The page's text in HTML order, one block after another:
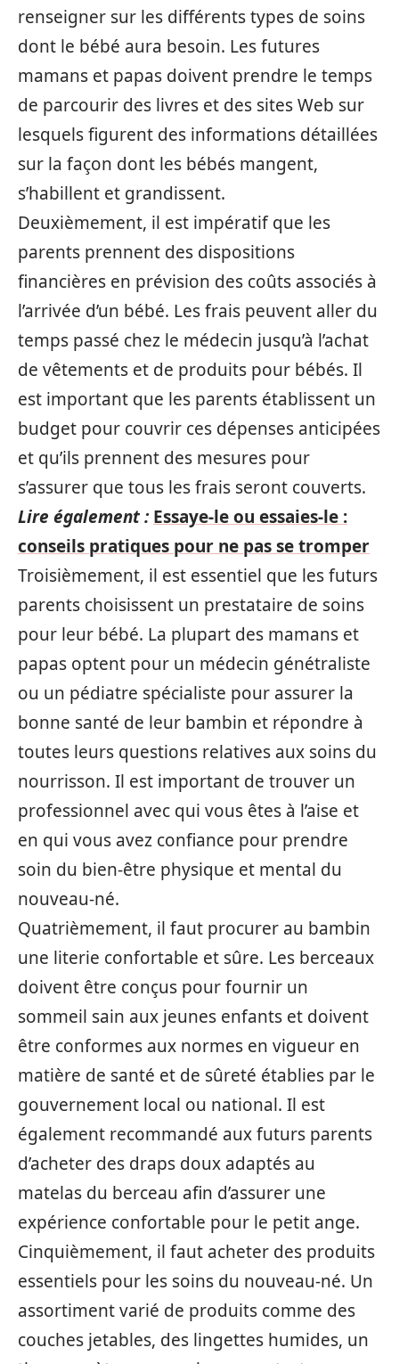
renseigner sur les différents types de soins
dont le bébé aura besoin. Les futures
mamans et papas doivent prendre le temps
de parcourir des livres et des sites Web sur
lesquels figurent des informations détaillées
sur la façon dont les bébés mangent,
s’habillent et grandissent.
Deuxièmement, il est impératif que les
parents prennent des dispositions
financières en prévision des coûts associés à
l’arrivée d’un bébé. Les frais peuvent aller du
temps passé chez le médecin jusqu’à l’achat
de vêtements et de produits pour bébés. Il
est important que les parents établissent un
budget pour couvrir ces dépenses anticipées
et qu’ils prennent des mesures pour
s’assurer que tous les frais seront couverts.
Lire également : Essaye-le ou essaies-le :
conseils pratiques pour ne pas se tromper
Troisièmement, il est essentiel que les futurs
parents choisissent un prestataire de soins
pour leur bébé. La plupart des mamans et
papas optent pour un médecin génétraliste
ou un pédiatre spécialiste pour assurer la
bonne santé de leur bambin et répondre à
toutes leurs questions relatives aux soins du
nourrisson. Il est important de trouver un
professionnel avec qui vous êtes à l’aise et
en qui vous avez confiance pour prendre
soin du bien-être physique et mental du
nouveau-né.
Quatrièmement, il faut procurer au bambin
une literie confortable et sûre. Les berceaux
doivent être conçus pour fournir un
sommeil sain aux jeunes enfants et doivent
être conformes aux normes en vigueur en
matière de santé et de sûreté établies par le
gouvernement local ou national. Il est
également recommandé aux futurs parents
d’acheter des draps doux adaptés au
matelas du berceau afin d’assurer une
expérience confortable pour le petit ange.
Cinquièmement, il faut acheter des produits
essentiels pour les soins du nouveau-né. Un
assortiment varié de produits comme des
couches jetables, des lingettes humides, un